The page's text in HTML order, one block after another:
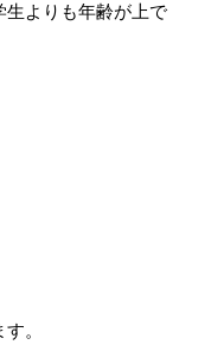
生よりも年齢が上で
。